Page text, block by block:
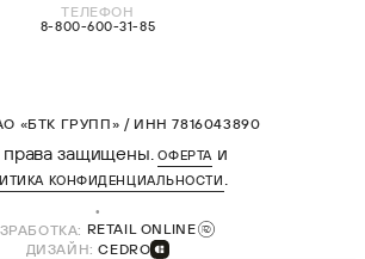
ТЕЛЕФОН
8-800-600-31-85
«БТК ГРУПП» / ИНН 7816043890
права защищены.ОФЕРТА и
КОНФИДЕНЦИАЛЬНОСТИ
RETAIL ONLINE
ДИЗАЙН:CEDRO